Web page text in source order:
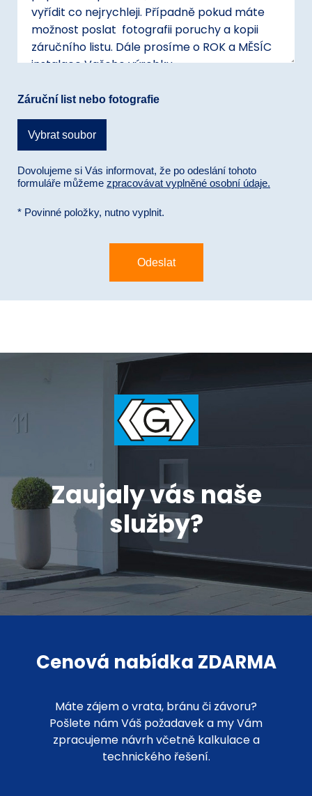
Záruční list nebo fotografie
Dovolujeme si Vás informovat, že po odeslání tohoto
formuláře můžeme zpracovávat vyplněné osobní údaje.
* Povinné položky, nutno vyplnit.
Odeslat
Zaujaly vás naše
služby?
Cenová nabídka ZDARMA
Máte zájem o vrata, bránu či závoru?
Pošlete nám Váš požadavek a my Vám
zpracujeme návrh včetně kalkulace a
technického řešení.